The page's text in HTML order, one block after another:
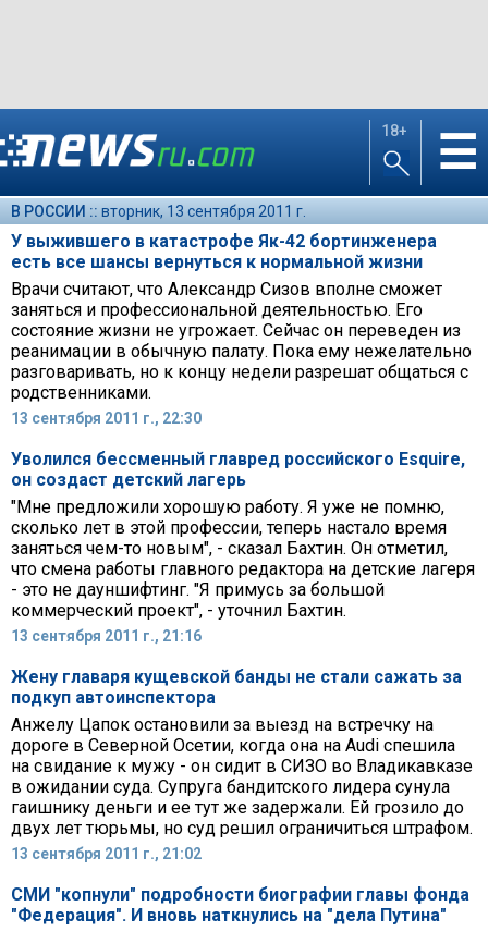
18+ ☰
В РОССИИ :: вторник, 13 сентября 2011 г.
У выжившего в катастрофе Як-42 бортинженера
есть все шансы вернуться к нормальной жизни
Врачи считают, что Александр Сизов вполне сможет
заняться и профессиональной деятельностью. Его
состояние жизни не угрожает. Сейчас он переведен из
реанимации в обычную палату. Пока ему нежелательно
разговаривать, но к концу недели разрешат общаться с
родственниками.
13 сентября 2011 г., 22:30
Уволился бессменный главред российского Esquire,
он создаст детский лагерь
"Мне предложили хорошую работу. Я уже не помню,
сколько лет в этой профессии, теперь настало время
заняться чем-то новым", - сказал Бахтин. Он отметил,
что смена работы главного редактора на детские лагеря
- это не дауншифтинг. "Я примусь за большой
коммерческий проект", - уточнил Бахтин.
13 сентября 2011 г., 21:16
Жену главаря кущевской банды не стали сажать за
подкуп автоинспектора
Анжелу Цапок остановили за выезд на встречку на
дороге в Северной Осетии, когда она на Audi спешила
на свидание к мужу - он сидит в СИЗО во Владикавказе
в ожидании суда. Супруга бандитского лидера сунула
гаишнику деньги и ее тут же задержали. Ей грозило до
двух лет тюрьмы, но суд решил ограничиться штрафом.
13 сентября 2011 г., 21:02
СМИ "копнули" подробности биографии главы фонда
"Федерация". И вновь наткнулись на "дела Путина"